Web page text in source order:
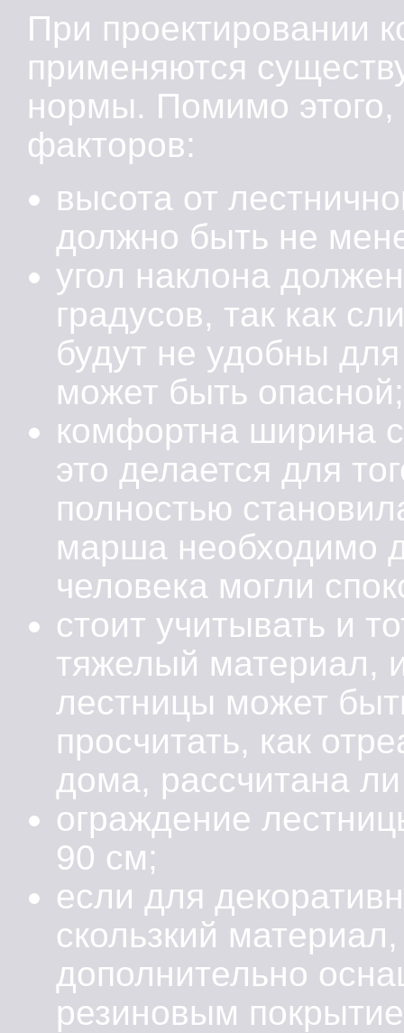
При проектировании
применяются
нормы. Помимо этого,
факторов:
высота от
должно быть не
угол наклона
градусов, так как
будут не удобны
может быть опасной;
комфортна ширина
это делается для
полностью
марша необходимо
человека могли
стоит учитывать и
тяжелый материал,
лестницы может
просчитать, как
дома, рассчитана ли
ограждение
90 см;
если для
скользкий
дополнительно
резиновым